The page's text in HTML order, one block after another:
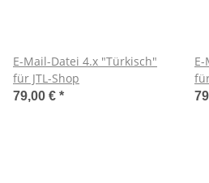
E-Mail-Datei 4.x "Türkisch"
für JTL-Shop
79,00 € *